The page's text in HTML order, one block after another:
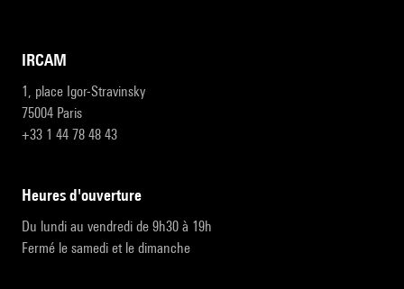
IRCAM
1, place Igor-Stravinsky
75004 Paris
+33 1 44 78 48 43
heures d'ouverture
Du lundi au vendredi de 9h30 à 19h
Fermé le samedi et le dimanche